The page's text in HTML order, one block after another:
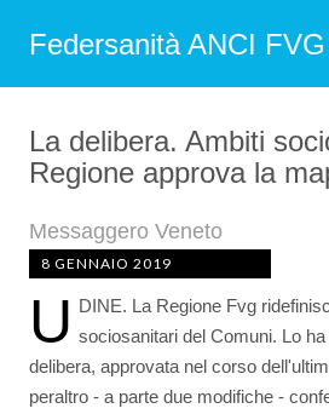
Federsanità ANCI FVG
La delibera. Ambiti
Regione approva la
Messaggero Veneto
8 GENNAIO 2019
U DINE. La Regione Fvg
sociosanitari del Comuni. Lo
delibera, approvata nel corso
peraltro - a parte due modifiche -